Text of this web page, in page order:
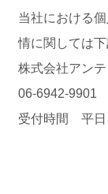
当社における
情に関しては下
株式会社アン
06-6942-9901
受付時間 平